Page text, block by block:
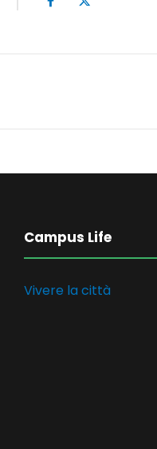
Campus Life
Vivere la città